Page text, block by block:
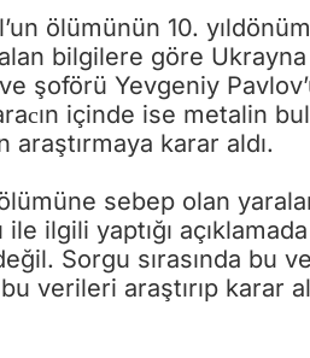
ölümünün 10.
bilgilere göre
şoförü Yevgeniy
içinde ise metalin
araştırmaya karar aldı.
sebep olan
ilgili yaptığı açıklamada
Sorgu sırasında bu
verileri araştırıp karar